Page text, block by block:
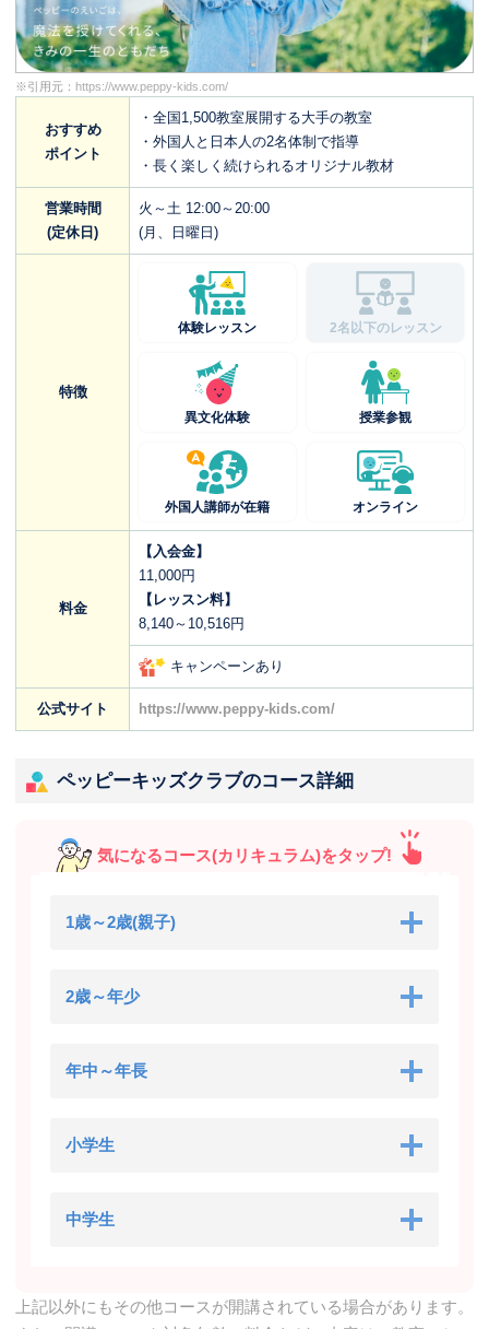
※引用元： https://www.peppy-kids.com/
おすすめ
ポイント
・全国1,500教室展開する大手の教室
・外国人と日本人の2名体制で指導
・長く楽しく続けられるオリジナル教材
営業時間
(定休日)
火～土 12:00～20:00
(月、日曜日)
特徴
体験レッスン 2名以下のレッスン
異文化体験 授業参観
外国人講師が在籍 オンライン
料金
【入会金】
11,000円
【レッスン料】
8,140～10,516円
キャンペーンあり
公式サイト https://www.peppy-kids.com/
ペッピーキッズクラブのコース詳細
気になるコース(カリキュラム)をタップ!
1歳～2歳(親子)
2歳～年少
年中～年長
小学生
中学生
上記以外にもその他コースが開講されている場合があります。